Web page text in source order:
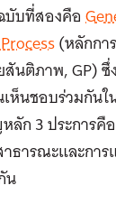
บที่สองคือ
(หลักกา
นติภาพ, GP)
ห็นชอบร่วมกัน
ก 3 ประการคื
ธารณะและกา
น